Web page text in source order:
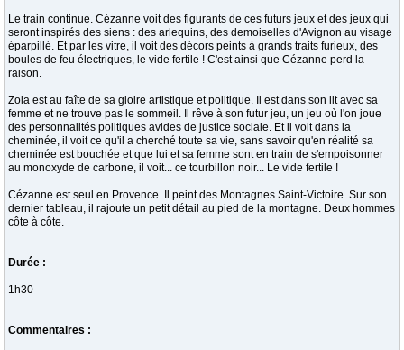
Le train continue. Cézanne voit des figurants de ces futurs jeux et des jeux qui
seront inspirés des siens : des arlequins, des demoiselles d'Avignon au visage
éparpillé. Et par les vitre, il voit des décors peints à grands traits furieux, des
boules de feu électriques, le vide fertile ! C'est ainsi que Cézanne perd la
raison.
Zola est au faîte de sa gloire artistique et politique. Il est dans son lit avec sa
femme et ne trouve pas le sommeil. Il rêve à son futur jeu, un jeu où l'on joue
des personnalités politiques avides de justice sociale. Et il voit dans la
cheminée, il voit ce qu'il a cherché toute sa vie, sans savoir qu'en réalité sa
cheminée est bouchée et que lui et sa femme sont en train de s'empoisonner
au monoxyde de carbone, il voit... ce tourbillon noir... Le vide fertile !
Cézanne est seul en Provence. Il peint des Montagnes Saint-Victoire. Sur son
dernier tableau, il rajoute un petit détail au pied de la montagne. Deux hommes
côte à côte.
Durée :
1h30
Commentaires :